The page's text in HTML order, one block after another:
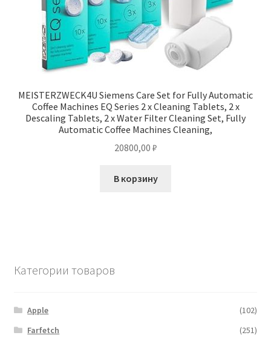
MEISTERZWECK4U Siemens Care Set for Fully Automatic
Coffee Machines EQ Series 2 x Cleaning Tablets, 2 x
Descaling Tablets, 2 x Water Filter Cleaning Set, Fully
Automatic Coffee Machines Cleaning,
20800,00 ₽
В корзину
Категории товаров
Apple
(102)
Farfetch
(251)